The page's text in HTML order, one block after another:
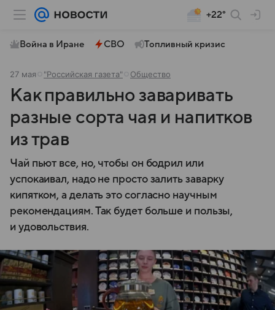
+22°
Война в Иране СВО Топливный кризис
27 мая "Российская газета" Общество
Как правильно заваривать
разные сорта чая и напитков
из трав
Чай пьют все, но, чтобы он бодрил или
успокаивал, надо не просто залить заварку
кипятком, а делать это согласно научным
рекомендациям. Так будет больше и пользы,
и удовольствия.